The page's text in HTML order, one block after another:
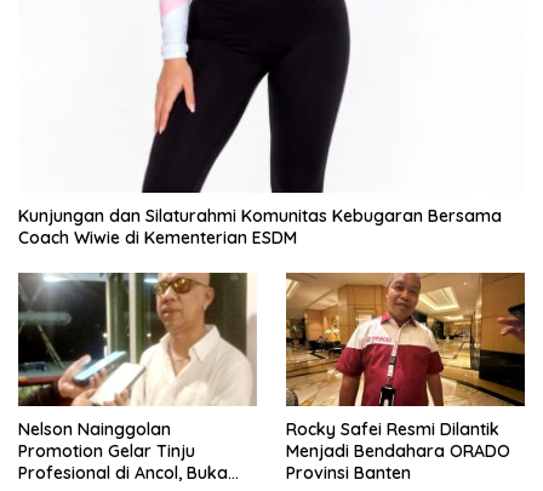
Kunjungan dan Silaturahmi Komunitas Kebugaran Bersama
Coach Wiwie di Kementerian ESDM
Nelson Nainggolan
Promotion Gelar Tinju
Profesional di Ancol, Buka
Rocky Safei Resmi Dilantik
Menjadi Bendahara ORADO
Provinsi Banten